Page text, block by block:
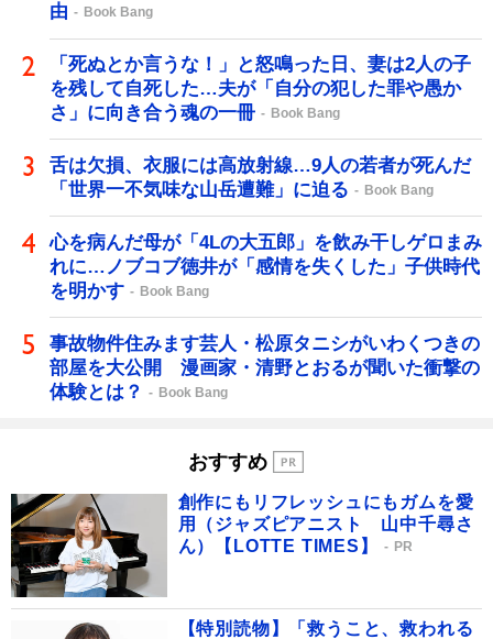
由
Book Bang
「死ぬとか言うな！」と怒鳴った日、妻は2人の子
を残して自死した…夫が「自分の犯した罪や愚か
さ」に向き合う魂の一冊
Book Bang
舌は欠損、衣服には高放射線…9人の若者が死んだ
「世界一不気味な山岳遭難」に迫る
Book Bang
心を病んだ母が「4Lの大五郎」を飲み干しゲロまみ
れに…ノブコブ徳井が「感情を失くした」子供時代
を明かす
Book Bang
事故物件住みます芸人・松原タニシがいわくつきの
部屋を大公開 漫画家・清野とおるが聞いた衝撃の
体験とは？
Book Bang
おすすめ
創作にもリフレッシュにもガムを愛
用（ジャズピアニスト 山中千尋さ
ん）【LOTTE TIMES】
PR
【特別読物】「救うこと、救われる